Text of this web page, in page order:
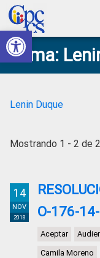
Abrir
Skip
to
primary
navigation
Skip
to
main
content
Skip
to
primary
sidebar
Skip
to
footer
Consejo
de
Ciudadana
Control
Construyendo
Poder
Ciudadano
Tema:
Lenin Duque
Mostrando 1 - 2 de 2
14
NOV
2018
O-176-
Aceptar
Camila Moreno